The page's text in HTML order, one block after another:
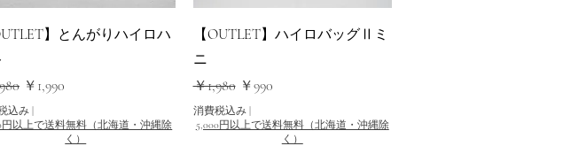
クイックビュー
】とんがりハイロハ
価格セール価格
￥1,990
込み |
円以上で送料無料（北海道・沖縄除
く）
クイックビュー
【OUTLET】ハイロバッグⅡミ
ニ
通常価格
￥1,980 セール価格
￥990
消費税込み|
5,000円以上で送料無料（北海道・沖縄除
く）